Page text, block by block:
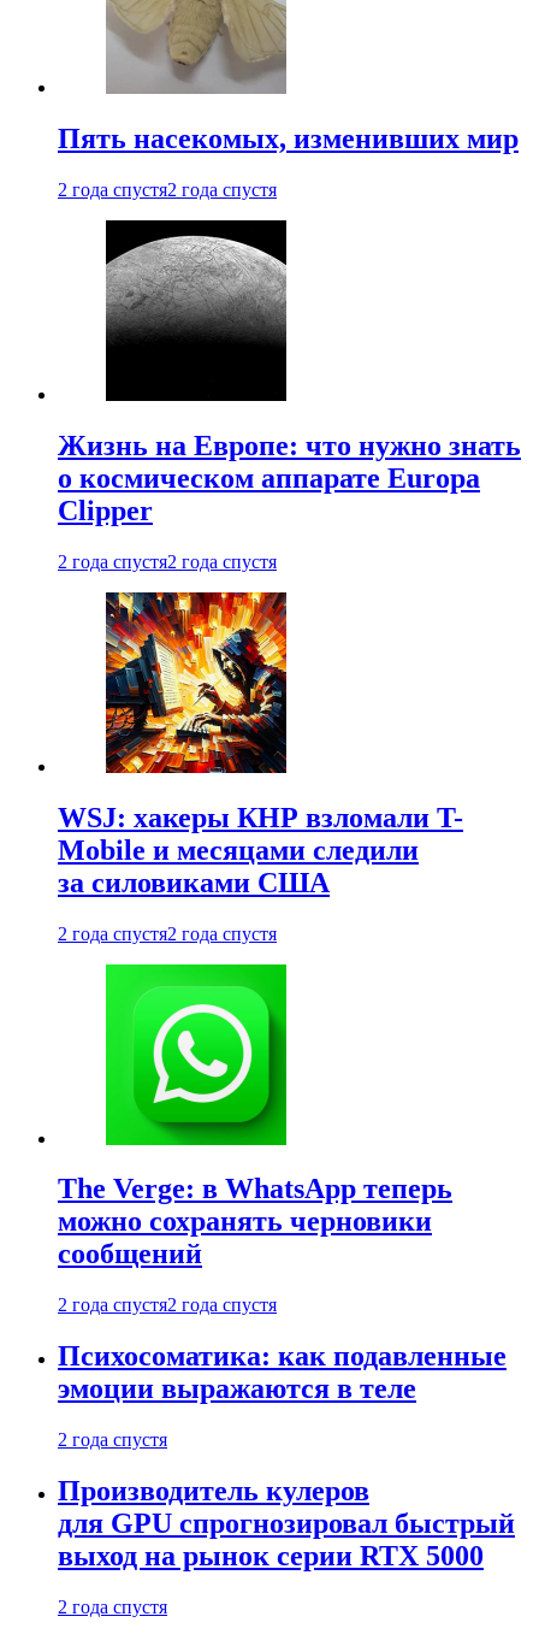
Пять насекомых, изменивших мир
2 года спустя2 года спустя
Жизнь на Европе: что нужно знать
о космическом аппарате Europa
Clipper
2 года спустя2 года спустя
WSJ: хакеры КНР взломали T-
Mobile и месяцами следили
за силовиками США
2 года спустя2 года спустя
The Verge: в WhatsApp теперь
можно сохранять черновики
сообщений
2 года спустя2 года спустя
Психосоматика: как подавленные
эмоции выражаются в теле
2 года спустя
Производитель кулеров
для GPU спрогнозировал быстрый
выход на рынок серии RTX 5000
2 года спустя